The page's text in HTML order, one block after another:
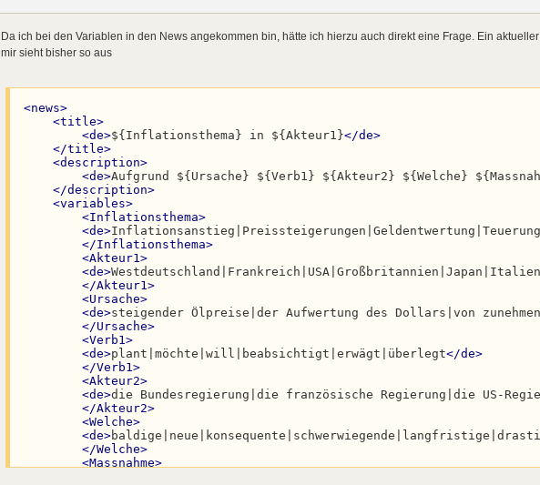
<all>${.csv:countries_csv:0}</ all>
<
</seniorsare>
<
</news>
Da ich bei den Variablen in den News angekommen bin, hätte ich hierzu auch direkt eine Frage. Ein
mir sieht bisher so aus
<news>
<title>
<de>${Inflationsthema} in ${Akteur1}</de>
</title>
<description>
<de>Aufgrund ${Ursache} ${Verb1} ${Akteur2} ${Welche}
</description>
<variables>
<Inflationsthema>
<de>
</Inflationsthema>
<Akteur1>
<de>
</Akteur1>
<Ursache>
<de>steigender Ölpreise|der Aufwertung des Dollars|von
</Ursache>
<Verb1>
<de>plant|möchte|will|beabsichtigt|erwägt|überlegt</de>
</Verb1>
<Akteur2>
<de>die Bundesregierung|die französische Regierung|die US-
</Akteur2>
<Welche>
<de>
</Welche>
<Massnahme>
Maßnahmen zur